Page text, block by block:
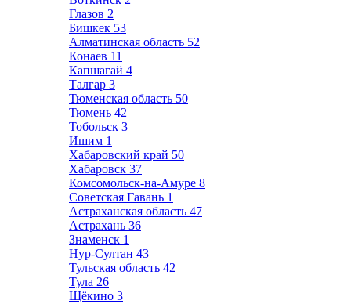
Глазов 2
Бишкек 53
Алматинская область 52
Конаев 11
Капшагай 4
Талгар 3
Тюменская область 50
Тюмень 42
Тобольск 3
Ишим 1
Хабаровский край 50
Хабаровск 37
Комсомольск-на-Амуре 8
Советская Гавань 1
Астраханская область 47
Астрахань 36
Знаменск 1
Нур-Султан 43
Тульская область 42
Тула 26
Щёкино 3